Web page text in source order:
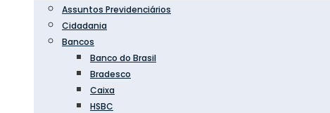
Assuntos Previdenciários
Cidadania
Bancos
Banco do Brasil
Bradesco
Caixa
HSBC